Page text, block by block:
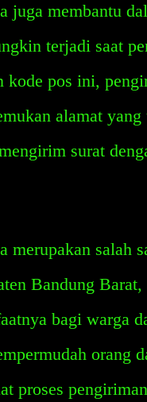
juga membantu
terjadi saat
kode pos ini,
alamat yang
surat
merupakan salah
Bandung
bagi warga
orang
proses